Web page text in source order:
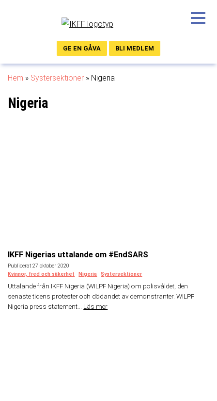
BLI MEDLEM
GE EN GÅVA
Hem » Systersektioner » Nigeria
Nigeria
IKFF Nigerias uttalande om #EndSARS
Publicerat 27 oktober 2020
Kvinnor, fred och säkerhet
Nigeria Systersektioner
Uttalande från IKFF Nigeria (WILPF Nigeria) om polisvåldet, den
senaste tidens protester och dödandet av demonstranter. WILPF
Nigeria press statement... Läs mer